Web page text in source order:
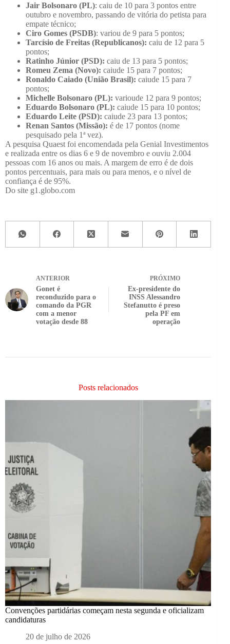
Jair Bolsonaro (PL): caiu de 10 para 3 pontos entre
outubro e novembro, passando de vitória do petista para
empate técnico;
Ciro Gomes (PSDB): variou de 9 para 5 pontos;
Tarcísio de Freitas (Republicanos): caiu de 12 para 5
pontos;
Ratinho Júnior (PSD): caiu de 13 para 5 pontos;
Romeu Zema (Novo): caiude 15 para 7 pontos;
Ronaldo Caiado (União Brasil): caiude 15 para 7
pontos;
Michelle Bolsonaro (PL): varioude 12 para 9 pontos;
Eduardo Bolsonaro (PL): caiude 15 para 10 pontos;
Eduardo Leite (PSD): caiude 23 para 13 pontos;
Renan Santos (Missão): é de 17 pontos (nome
pesquisado pela 1ª vez).
A pesquisa Quaest foi encomendada pela Genial Investimentos
e realizada entre os dias 6 e 9 de novembro e ouviu 2.004
pessoas com 16 anos ou mais. A margem de erro é de dois
pontos percentuais, para mais ou para menos, e o nível de
confiança é de 95%.
Do site g1.globo.com
ANTERIOR
Gonet é
reconduzido para o
comando da PGR
com a menor
votação desde 88
PRÓXIMO
Ex-presidente do
INSS Alessandro
Stefanutto é preso
pela PF em
operação
Posts relacionados
Convenções partidárias começam nesta segunda e oficializam
candidaturas
20 de julho de 2026